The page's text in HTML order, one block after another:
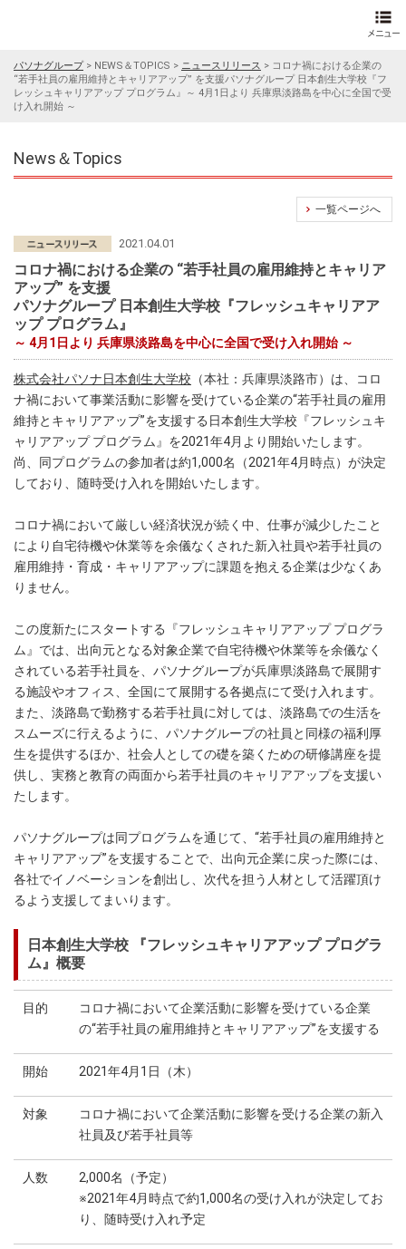
パソナグループ> NEWS＆TOPICS > ニュースリリース > コロナ禍における企業の
“若手社員の雇用維持とキャリアアップ” を支援パソナグループ 日本創生大学校『フ
レッシュキャリアアップ プログラム』～ 4月1日より 兵庫県淡路島を中心に全国で受
け入れ開始 ～
News＆Topics
一覧ページへ
2021.04.01
コロナ禍における企業の “若手社員の雇用維持とキャリア
アップ” を支援
パソナグループ 日本創生大学校『フレッシュキャリアア
ップ プログラム』
～ 4月1日より 兵庫県淡路島を中心に全国で受け入れ開始 ～
株式会社パソナ日本創生大学校 （本社：兵庫県淡路市）は、コロ
ナ禍において事業活動に影響を受けている企業の“若手社員の雇用
維持とキャリアアップ”を支援する日本創生大学校『フレッシュキ
ャリアアップ プログラム』を2021年4月より開始いたします。
尚、同プログラムの参加者は約1,000名（2021年4月時点）が決定
しており、随時受け入れを開始いたします。
コロナ禍において厳しい経済状況が続く中、仕事が減少したこと
により自宅待機や休業等を余儀なくされた新入社員や若手社員の
雇用維持・育成・キャリアアップに課題を抱える企業は少なくあ
りません。
この度新たにスタートする『フレッシュキャリアアップ プログラ
ム』では、出向元となる対象企業で自宅待機や休業等を余儀なく
されている若手社員を、パソナグループが兵庫県淡路島で展開す
る施設やオフィス、全国にて展開する各拠点にて受け入れます。
また、淡路島で勤務する若手社員に対しては、淡路島での生活を
スムーズに行えるように、パソナグループの社員と同様の福利厚
生を提供するほか、社会人としての礎を築くための研修講座を提
供し、実務と教育の両面から若手社員のキャリアアップを支援い
たします。
パソナグループは同プログラムを通じて、“若手社員の雇用維持と
キャリアアップ”を支援することで、出向元企業に戻った際には、
各社でイノベーションを創出し、次代を担う人材として活躍頂け
るよう支援してまいります。
日本創生大学校 『フレッシュキャリアアップ プログラ
ム』概要
目的
コロナ禍において企業活動に影響を受けている企業
の“若手社員の雇用維持とキャリアアップ”を支援する
開始 2021年4月1日（木）
対象
コロナ禍において企業活動に影響を受ける企業の新入
社員及び若手社員等
人数
2,000名（予定）
※2021年4月時点で約1,000名の受け入れが決定してお
り、随時受け入れ予定